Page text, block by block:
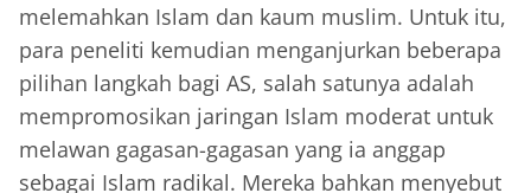
melemahkan Islam dan kaum muslim. Untuk itu,
para peneliti kemudian menganjurkan beberapa
pilihan langkah bagi AS, salah satunya adalah
mempromosikan jaringan Islam moderat untuk
melawan gagasan-gagasan yang ia anggap
sebagai Islam radikal. Mereka bahkan menyebut